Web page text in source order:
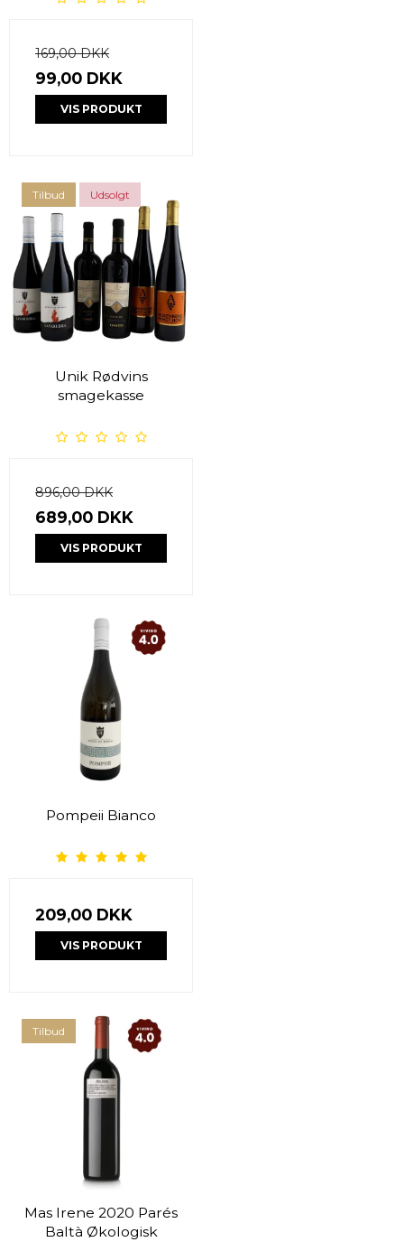
169,00 DKK
99,00 DKK
VIS PRODUKT
Tilbud Udsolgt
Unik Rødvins
smagekasse
896,00 DKK
689,00 DKK
VIS PRODUKT
Pompeii Bianco
209,00 DKK
VIS PRODUKT
Tilbud
Mas Irene 2020 Parés
Baltà Økologisk